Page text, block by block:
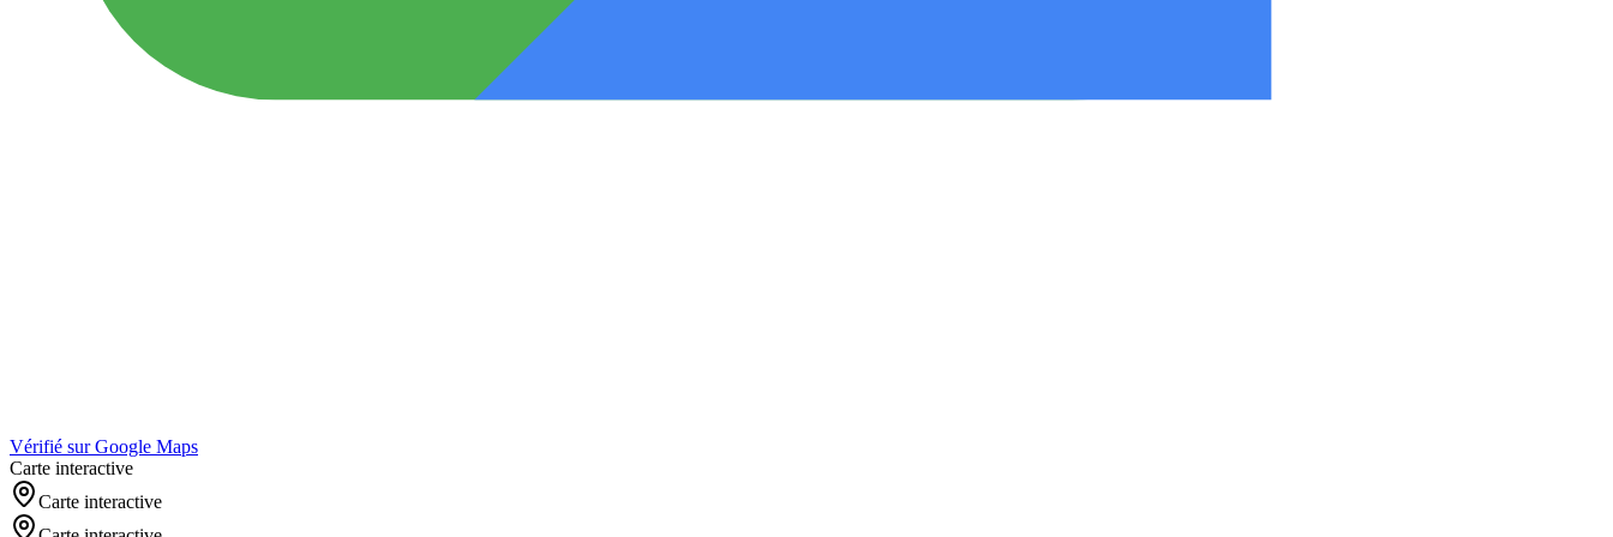
Vérifié sur Google Maps
Carte interactive
Carte interactive